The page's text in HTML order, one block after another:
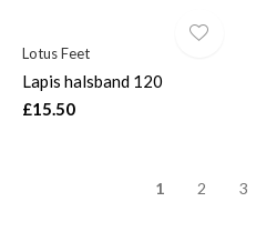
Lotus Feet
Lapis halsband 120
£15.50
1 2 3